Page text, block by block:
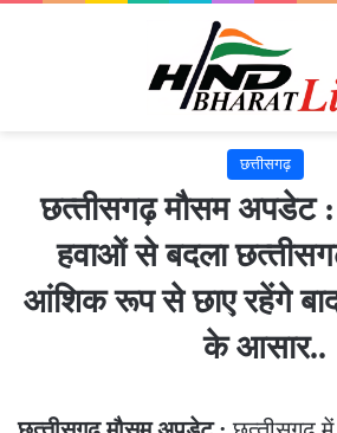
छत्तीसगढ़
छत्‍तीसगढ़ मौसम अपडेट
हवाओं से बदला
आंशिक रूप से छाए रहेंगे
के आसार..